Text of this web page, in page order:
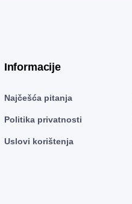
Informacije
Najčešća pitanja
Politika privatnosti
Uslovi korištenja